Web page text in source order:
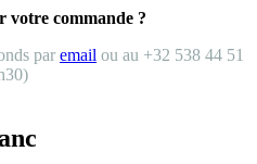
votre commande ?
par email ou au +32 538 44 51